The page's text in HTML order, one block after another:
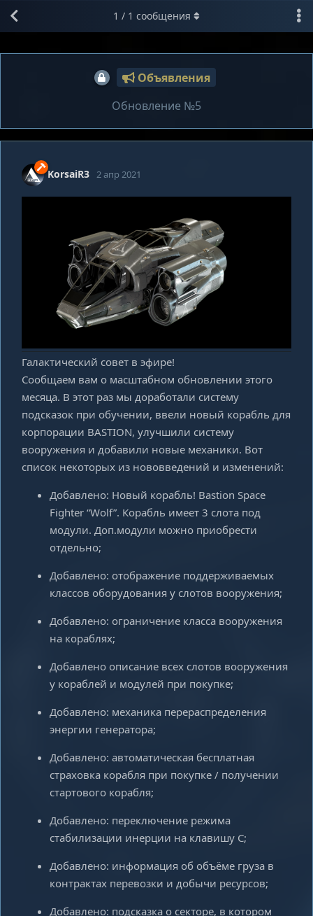
Объявления
Обновление №5
1 / 1 сообщения
KorsaiR3 2 апр 2021
Галактический совет в эфире!
Сообщаем вам о масштабном обновлении этого
месяца. В этот раз мы доработали систему
подсказок при обучении, ввели новый корабль для
корпорации BASTION, улучшили систему
вооружения и добавили новые механики. Вот
список некоторых из нововведений и изменений:
Добавлено: Новый корабль! Bastion Space
Fighter “Wolf”. Корабль имеет 3 слота под
модули. Доп.модули можно приобрести
отдельно;
Добавлено: отображение поддерживаемых
классов оборудования у слотов вооружения;
Добавлено: ограничение класса вооружения
на кораблях;
Добавлено описание всех слотов вооружения
у кораблей и модулей при покупке;
Добавлено: механика перераспределения
энергии генератора;
Добавлено: автоматическая бесплатная
страховка корабля при покупке / получении
стартового корабля;
Добавлено: переключение режима
стабилизации инерции на клавишу C;
Добавлено: информация об объёме груза в
контрактах перевозки и добычи ресурсов;
Добавлено: подсказка о секторе, в котором